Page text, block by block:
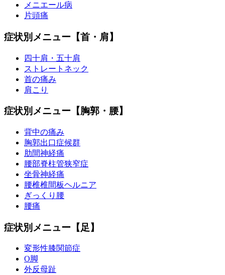
メニエール病
片頭痛
症状別メニュー【首・肩】
四十肩・五十肩
ストレートネック
首の痛み
肩こり
症状別メニュー【胸郭・腰】
背中の痛み
胸郭出口症候群
肋間神経痛
腰部脊柱管狭窄症
坐骨神経痛
腰椎椎間板ヘルニア
ぎっくり腰
腰痛
症状別メニュー【足】
変形性膝関節症
O脚
外反母趾